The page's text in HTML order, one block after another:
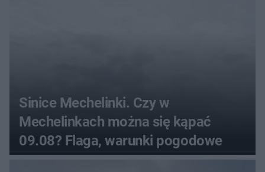
Sinice Mechelinki. Czy w
Mechelinkach można się kąpać
09.08? Flaga, warunki pogodowe